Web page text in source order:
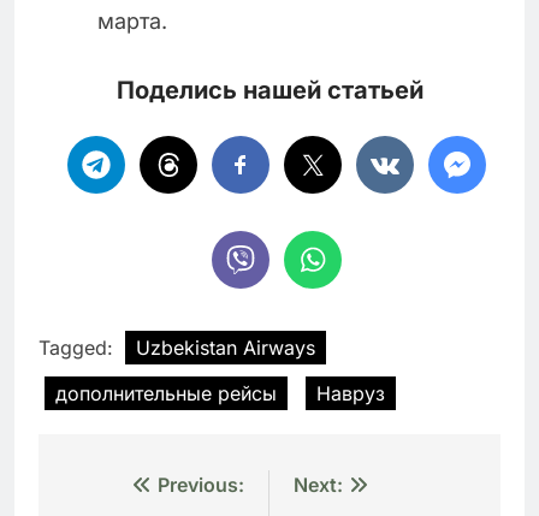
марта.
Поделись нашей статьей
Tagged:
Uzbekistan Airways
дополнительные рейсы
Навруз
Навигация
Previous:
Next: